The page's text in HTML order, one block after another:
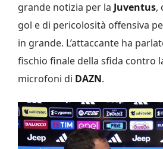
grande notizia per la Juventus,
gol e di pericolosità offensiva
in grande. L’attaccante ha
fischio finale della sfida contro
microfoni di DAZN.